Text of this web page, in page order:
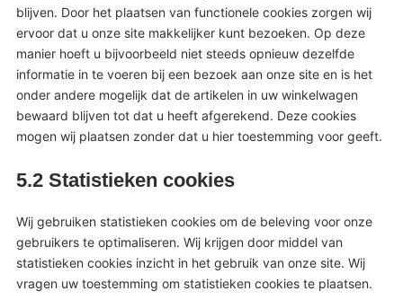
blijven. Door het plaatsen van functionele cookies zorgen wij
ervoor dat u onze site makkelijker kunt bezoeken. Op deze
manier hoeft u bijvoorbeeld niet steeds opnieuw dezelfde
informatie in te voeren bij een bezoek aan onze site en is het
onder andere mogelijk dat de artikelen in uw winkelwagen
bewaard blijven tot dat u heeft afgerekend. Deze cookies
mogen wij plaatsen zonder dat u hier toestemming voor geeft.
5.2 Statistieken cookies
Wij gebruiken statistieken cookies om de beleving voor onze
gebruikers te optimaliseren. Wij krijgen door middel van
statistieken cookies inzicht in het gebruik van onze site. Wij
vragen uw toestemming om statistieken cookies te plaatsen.